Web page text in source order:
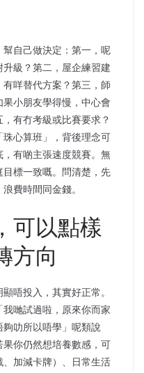
自己做決定：第一，呢
級？第二，屋企練習建
咩替代方案？第三，師
小朋友學得慢，中心會
有冇考級或比賽要求？
心算班」，背後理念可
有啲主張速度競賽。無
標一致嘅。問清楚，先
費時間同金錢。
可以點樣
方向
唔投入，其實好正常。
哋試過啦，原來你而家
叻所以唔學」呢類說
你仍然想培養數感，可
加減卡牌）、日常生活